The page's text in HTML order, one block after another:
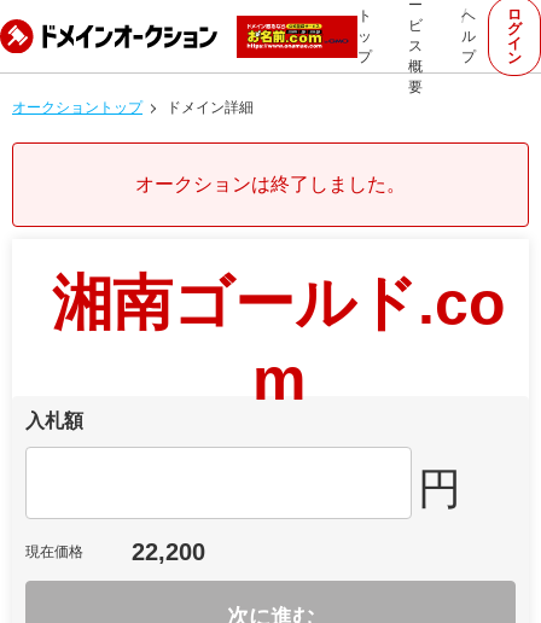
ト
ッ
プ
ー
ビ
ス
概
要
ヘ
ル
プ
ロ
グ
イ
ン
オークショントップ ドメイン詳細
オークションは終了しました。
湘南ゴールド.co
m
入札額
円
現在価格 22,200
次に進む